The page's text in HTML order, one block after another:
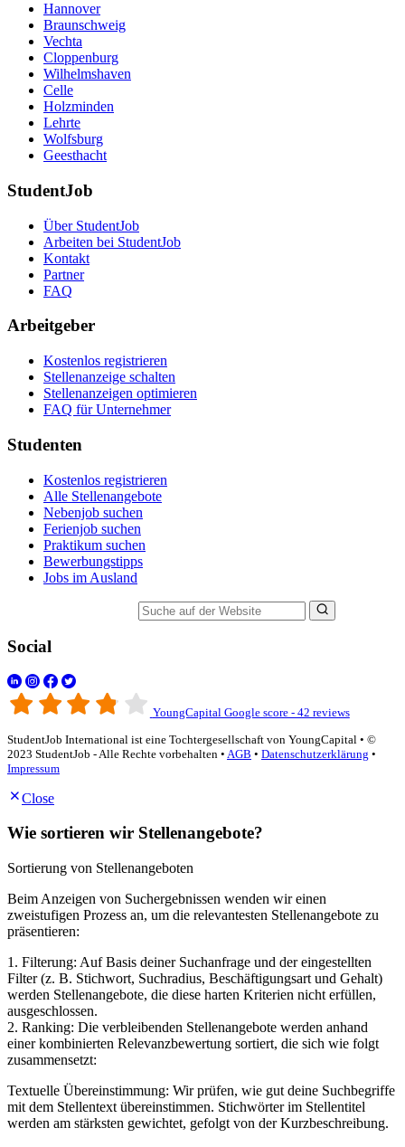
Hannover
Braunschweig
Vechta
Cloppenburg
Wilhelmshaven
Celle
Holzminden
Lehrte
Wolfsburg
Geesthacht
StudentJob
Über StudentJob
Arbeiten bei StudentJob
Kontakt
Partner
FAQ
Arbeitgeber
Kostenlos registrieren
Stellenanzeige schalten
Stellenanzeigen optimieren
FAQ für Unternehmer
Studenten
Kostenlos registrieren
Alle Stellenangebote
Nebenjob suchen
Ferienjob suchen
Praktikum suchen
Bewerbungstipps
Jobs im Ausland
Social
YoungCapital Google score - 42 reviews
StudentJob International ist eine Tochtergesellschaft von YoungCapital • ©
2023 StudentJob - Alle Rechte vorbehalten • AGB • Datenschutzerklärung •
Impressum
Close
Wie sortieren wir Stellenangebote?
Sortierung von Stellenangeboten
Beim Anzeigen von Suchergebnissen wenden wir einen
zweistufigen Prozess an, um die relevantesten Stellenangebote zu
präsentieren:
1. Filterung: Auf Basis deiner Suchanfrage und der eingestellten
Filter (z. B. Stichwort, Suchradius, Beschäftigungsart und Gehalt)
werden Stellenangebote, die diese harten Kriterien nicht erfüllen,
ausgeschlossen.
2. Ranking: Die verbleibenden Stellenangebote werden anhand
einer kombinierten Relevanzbewertung sortiert, die sich wie folgt
zusammensetzt:
Textuelle Übereinstimmung: Wir prüfen, wie gut deine Suchbegriffe
mit dem Stellentext übereinstimmen. Stichwörter im Stellentitel
werden am stärksten gewichtet, gefolgt von der Kurzbeschreibung.